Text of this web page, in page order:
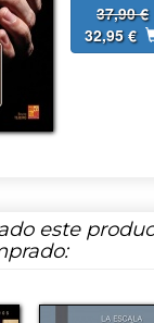
37,90 €
32,95 €
este